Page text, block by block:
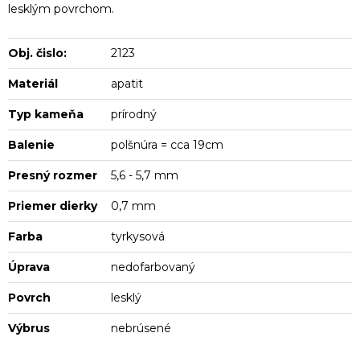
lesklým povrchom.
Obj. čislo: 2123
Materiál apatit
Typ kameňa prírodný
Balenie polšnúra = cca 19cm
Presný rozmer 5,6 - 5,7 mm
Priemer dierky 0,7 mm
Farba tyrkysová
Úprava nedofarbovaný
Povrch lesklý
Výbrus nebrúsené